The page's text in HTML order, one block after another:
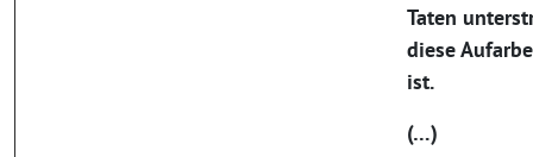
Taten
diese
ist.
(…)